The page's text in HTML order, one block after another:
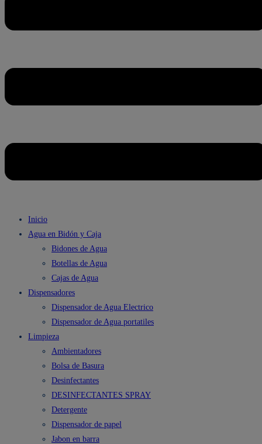
Inicio
Agua en Bidón y Caja
Bidones de Agua
Botellas de Agua
Cajas de Agua
Dispensadores
Dispensador de Agua Electrico
Dispensador de Agua portatiles
Limpieza
Ambientadores
Bolsa de Basura
Desinfectantes
DESINFECTANTES SPRAY
Detergente
Dispensador de papel
Jabon en barra